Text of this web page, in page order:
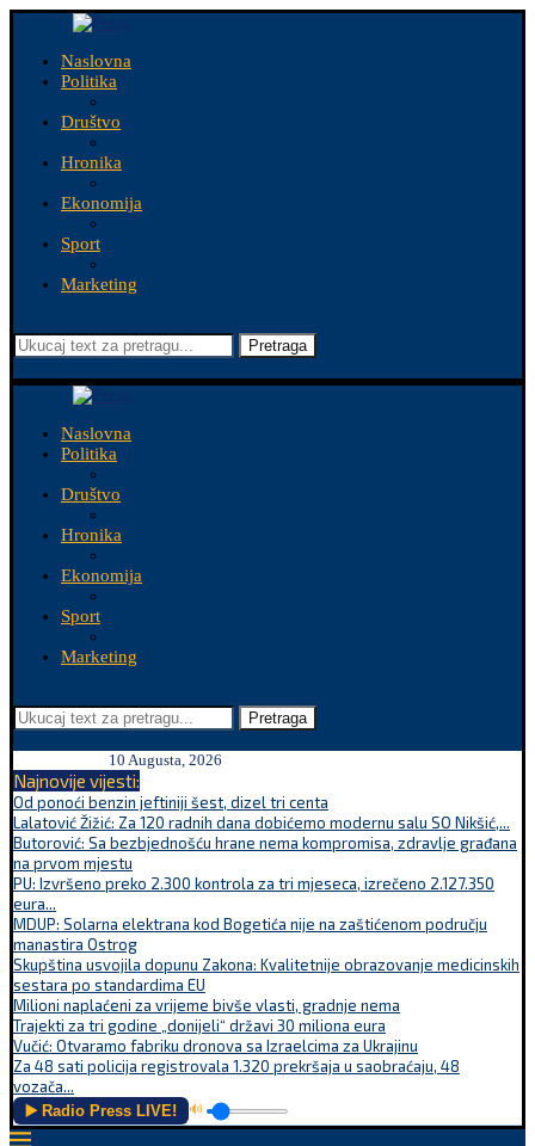
Naslovna
Politika
Društvo
Hronika
Ekonomija
Sport
Marketing
Pretraga
Naslovna
Politika
Društvo
Hronika
Ekonomija
Sport
Marketing
Pretraga
10 Augusta, 2026
Najnovije vijesti:
Od ponoći benzin jeftiniji šest, dizel tri centa
Lalatović Žižić: Za 120 radnih dana dobićemo modernu salu SO Nikšić,...
Butorović: Sa bezbjednošću hrane nema kompromisa, zdravlje građana
na prvom mjestu
PU: Izvršeno preko 2.300 kontrola za tri mjeseca, izrečeno 2.127.350
eura...
MDUP: Solarna elektrana kod Bogetića nije na zaštićenom području
manastira Ostrog
Skupština usvojila dopunu Zakona: Kvalitetnije obrazovanje medicinskih
sestara po standardima EU
Milioni naplaćeni za vrijeme bivše vlasti, gradnje nema
Trajekti za tri godine „donijeli“ državi 30 miliona eura
Vučić: Otvaramo fabriku dronova sa Izraelcima za Ukrajinu
Za 48 sati policija registrovala 1.320 prekršaja u saobraćaju, 48
vozača...
▶️ Radio Press LIVE! 🔊